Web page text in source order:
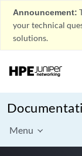
Announcement:
your technical
solutions.
Menu